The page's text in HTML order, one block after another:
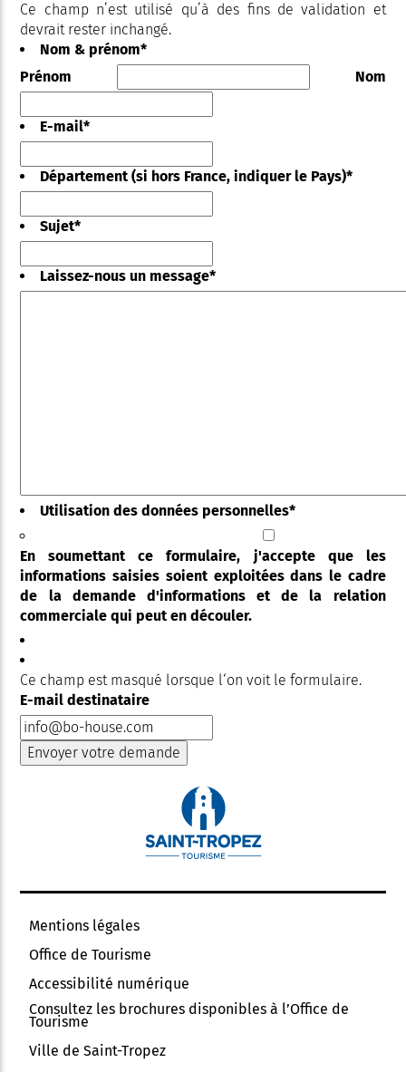
Ce champ n’est utilisé qu’à des fins de validation et
devrait rester inchangé.
Nom & prénom*
Prénom
Nom
E-mail*
Département (si hors France, indiquer le Pays)*
Sujet*
Laissez-nous un message*
Utilisation des données personnelles*
En soumettant ce formulaire, j'accepte que les
informations saisies soient exploitées dans le cadre
de la demande d'informations et de la relation
commerciale qui peut en découler.
Ce champ est masqué lorsque l‘on voit le formulaire.
E-mail destinataire
Mentions légales
Office de Tourisme
Accessibilité numérique
Consultez les brochures disponibles à l’Office de
Tourisme
Ville de Saint-Tropez